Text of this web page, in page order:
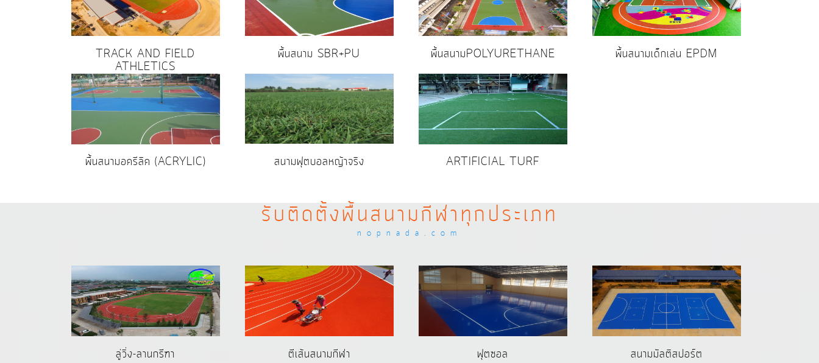
TRACK AND FIELD
ATHLETICS
พื้นสนาม SBR+PU พื้นสนามPOLYURETHANE พื้นสนามเด็กเล่น EPDM
พื้นสนามอครีลิค (ACRYLIC) สนามฟุตบอลหญ้าจริง ARTIFICIAL TURF
รับติดตั้งพื้นสนามกีฬาทุกประเภท
nopnada.com
ลู่วิ่ง-ลานกรีฑา ตีเส้นสนามกีฬา ฟุตซอล สนามมัลติสปอร์ต